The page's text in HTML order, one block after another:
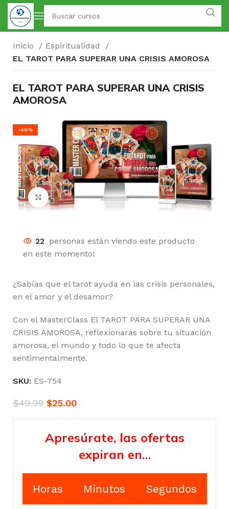
Inicio
Espiritualidad
EL TAROT PARA SUPERAR UNA CRISIS AMOROSA
EL TAROT PARA SUPERAR UNA CRISIS
AMOROSA
-50%
Click para agrandar
22 personas están viendo este producto
en este momento!
¿Sabías que el tarot ayuda en las crisis personales,
en el amor y el desamor?
Con el MasterClass El TAROT PARA SUPERAR UNA
CRISIS AMOROSA, reflexionarás sobre tu situación
amorosa, el mundo y todo lo que te afecta
sentimentalmente.
SKU: ES-754
$49.99 $25.00
Apresúrate, las ofertas
expiran en…
Horas Minutos Segundos